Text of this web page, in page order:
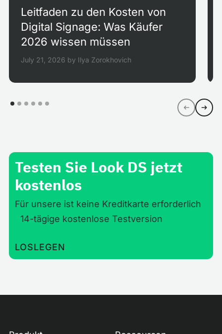
Leitfaden zu den Kosten von
Digital Signage: Was Käufer
2026 wissen müssen
July 21, 2026 by Ilya Zorokhovich
Testen Sie Look DS jetzt
kostenlos
Für unsere ist keine Kreditkarte erforderlich
14-tägige kostenlose Testversion
LOSLEGEN